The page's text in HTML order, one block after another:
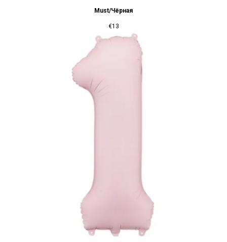
Must/Чёрная
€13